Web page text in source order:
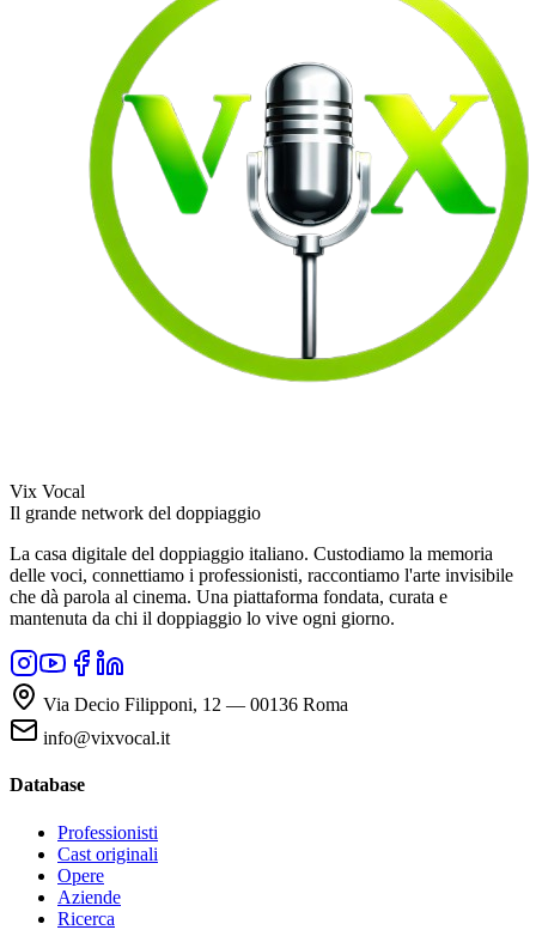
Vix Vocal
Il grande network del doppiaggio
La casa digitale del doppiaggio italiano. Custodiamo la memoria
delle voci, connettiamo i professionisti, raccontiamo l'arte invisibile
che dà parola al cinema. Una piattaforma fondata, curata e
mantenuta da chi il doppiaggio lo vive ogni giorno.
Via Decio Filipponi, 12 — 00136 Roma
info@vixvocal.it
Database
Professionisti
Cast originali
Opere
Aziende
Ricerca